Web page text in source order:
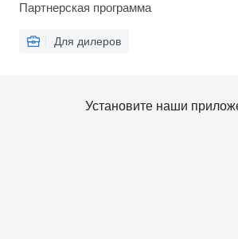
Партнерская программа
Для дилеров
Установите наши